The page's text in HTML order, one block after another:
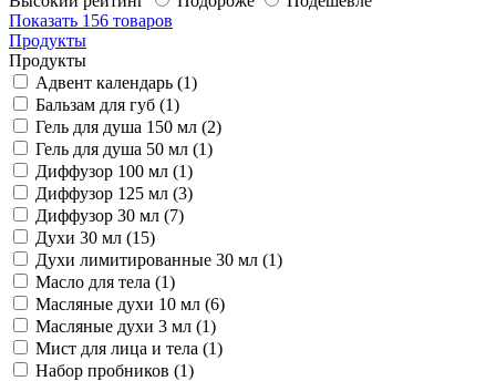
Показать 156 товаров
Продукты
Продукты
Адвент календарь (1)
Бальзам для губ (1)
Гель для душа 150 мл (2)
Гель для душа 50 мл (1)
Диффузор 100 мл (1)
Диффузор 125 мл (3)
Диффузор 30 мл (7)
Духи 30 мл (15)
Духи лимитированные 30 мл (1)
Масло для тела (1)
Масляные духи 10 мл (6)
Масляные духи 3 мл (1)
Мист для лица и тела (1)
Набор пробников (1)